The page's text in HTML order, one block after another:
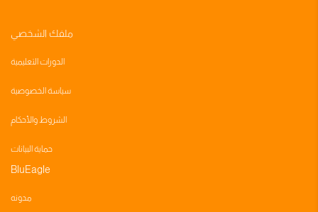
ملفك الشخصي
الدورات التعليمية
سياسة الخصوصية
الشروط والأحكام
حماية البيانات
BluEagle
مدونه